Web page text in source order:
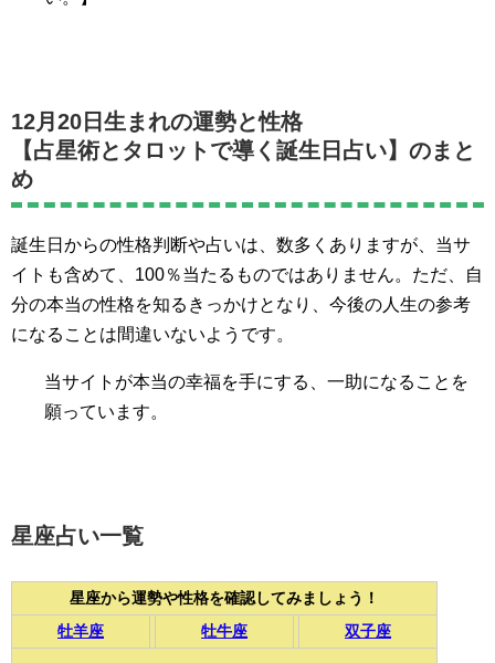
12月20日生まれの運勢と性格
【占星術とタロットで導く誕生日占い】のまと
め
誕生日からの性格判断や占いは、数多くありますが、当サ
イトも含めて、100％当たるものではありません。ただ、自
分の本当の性格を知るきっかけとなり、今後の人生の参考
になることは間違いないようです。
当サイトが本当の幸福を手にする、一助になることを
願っています。
星座占い一覧
星座から運勢や性格を確認してみましょう！
牡羊座
牡牛座 双子座